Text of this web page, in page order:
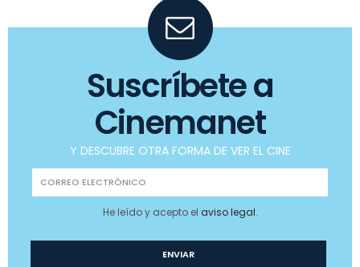
Suscríbete a
Cinemanet
Y DESCUBRE OTRA FORMA DE VER EL CINE
He leído y acepto el aviso legal.